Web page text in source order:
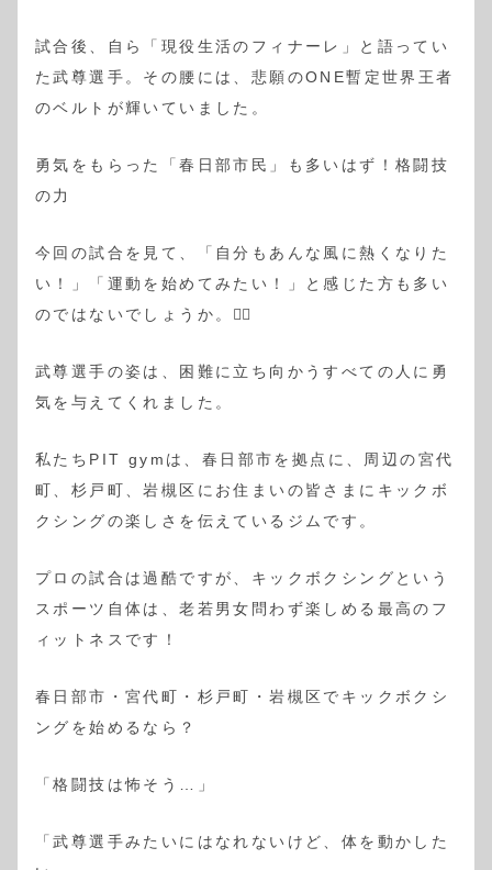
試合後、自ら「現役生活のフィナーレ」と語ってい
た武尊選手。その腰には、悲願のONE暫定世界王者
のベルトが輝いていました。
勇気をもらった「春日部市民」も多いはず！格闘技
の力
今回の試合を見て、「自分もあんな風に熱くなりた
い！」「運動を始めてみたい！」と感じた方も多い
のではないでしょうか。🙋‍♀️
武尊選手の姿は、困難に立ち向かうすべての人に勇
気を与えてくれました。
私たちPIT gymは、春日部市を拠点に、周辺の宮代
町、杉戸町、岩槻区にお住まいの皆さまにキックボ
クシングの楽しさを伝えているジムです。
プロの試合は過酷ですが、キックボクシングという
スポーツ自体は、老若男女問わず楽しめる最高のフ
ィットネスです！
春日部市・宮代町・杉戸町・岩槻区でキックボクシ
ングを始めるなら？
「格闘技は怖そう…」
「武尊選手みたいにはなれないけど、体を動かした